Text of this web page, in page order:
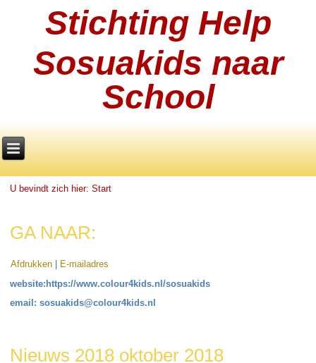
Stichting Help
Sosuakids naar
School
U bevindt zich hier:Start
GA NAAR:
Afdrukken
E-mailadres
website:https://www.colour4kids.nl/sosuakids
email: sosuakids@colour4kids.nl
Nieuws 2018 oktober 2018